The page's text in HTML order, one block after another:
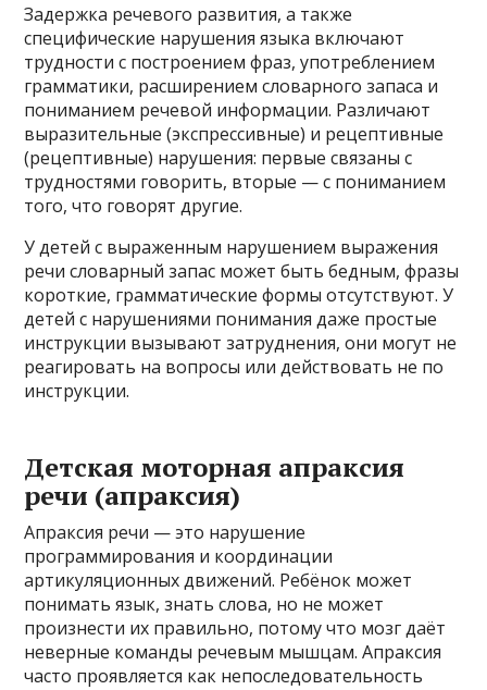
Задержка речевого развития, а также
специфические нарушения языка включают
трудности с построением фраз, употреблением
грамматики, расширением словарного запаса и
пониманием речевой информации. Различают
выразительные (экспрессивные) и рецептивные
(рецептивные) нарушения: первые связаны с
трудностями говорить, вторые — с пониманием
того, что говорят другие.
У детей с выраженным нарушением выражения
речи словарный запас может быть бедным, фразы
короткие, грамматические формы отсутствуют. У
детей с нарушениями понимания даже простые
инструкции вызывают затруднения, они могут не
реагировать на вопросы или действовать не по
инструкции.
Детская моторная апраксия
речи (апраксия)
Апраксия речи — это нарушение
программирования и координации
артикуляционных движений. Ребёнок может
понимать язык, знать слова, но не может
произнести их правильно, потому что мозг даёт
неверные команды речевым мышцам. Апраксия
часто проявляется как непоследовательность